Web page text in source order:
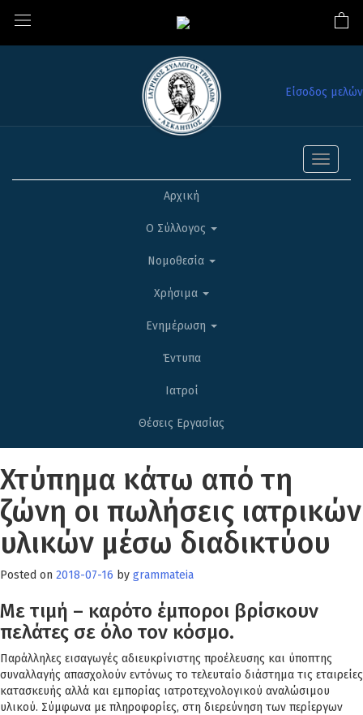
Είσοδος μελών
Toggle
Αρχική
Ο Σύλλογος
Νομοθεσία
Χρήσιμα
Ενημέρωση
Έντυπα
Ιατροί
Θέσεις Εργασίας
Χτύπημα κάτω από τη
ζώνη οι πωλήσεις ιατρικών
υλικών μέσω διαδικτύου
Posted on 2018-07-16 by grammateia
Με τιμή – καρότο έμποροι βρίσκουν
πελάτες σε όλο τον κόσμο.
Παράλληλες εισαγωγές αδιευκρίνιστης προέλευσης και ύποπτης
συναλλαγής απασχολούν εντόνως το τελευταίο διάστημα τις εταιρείες
κατασκευής αλλά και εμπορίας ιατροτεχνολογικού αναλώσιμου
υλικού. Σύμφωνα με πληροφορίες, στη διερεύνηση των περίεργων